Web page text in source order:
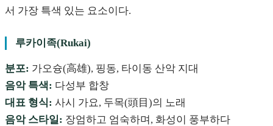
서 가장 특색 있는 요소이다.
루카이족(Rukai)
분포: 가오슝(高雄), 핑동, 타이동 산악 지대
음악 특색: 다성부 합창
대표 형식: 사시 가요, 두목(頭目)의 노래
음악 스타일: 장엄하고 엄숙하며, 화성이 풍부하다